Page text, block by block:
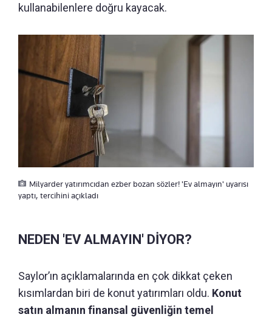
kullanabilenlere doğru kayacak.
Milyarder yatırımcıdan ezber bozan sözler! 'Ev almayın' uyarısı
yaptı, tercihini açıkladı
NEDEN 'EV ALMAYIN' DİYOR?
Saylor’ın açıklamalarında en çok dikkat çeken
kısımlardan biri de konut yatırımları oldu. Konut
satın almanın finansal güvenliğin temel